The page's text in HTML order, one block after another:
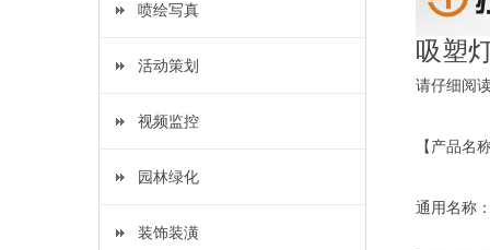
喷绘写真
活动策划
视频监控
园林绿化
装饰装潢
吸塑
请仔细阅
【产品名
通用名称